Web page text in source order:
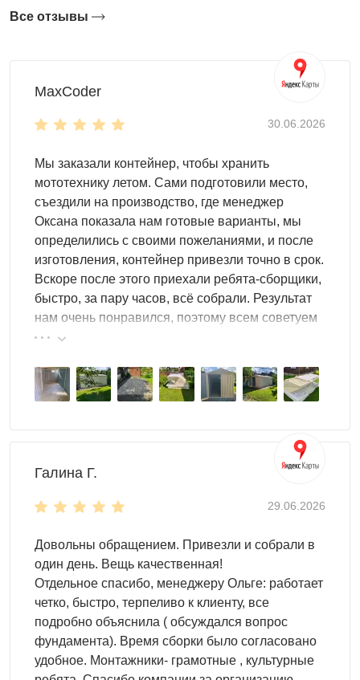
до 4,22 м и длиной от 2 до 6 м. Стандартные модели
хранения длинномерных материалов вдоль забора.
Широкая серия шириной 4,22 м — хозблоки 3×3, 3×4 и
проходом для работы внутри.
Для каждого типоразмера доступны три типа кровли:
Двускатная крыша — конёк по центру, снег сходит
с двух сторон, дополнительный объём под кровлей
для потолочного хранения; стандарт для широкой
серии.
Односкатная крыша— скат в одну сторону,
оптимальна при пристенной установке: вода и снег
уходят от стены дома или гаража.
Плоская кровля— горизонтальная поверхность с
минимальным уклоном для отвода воды,
наименьшая итоговая высота постройки; выбирают
при жёстких ограничениях по высоте или для
современного минималистичного вида.
Что можно хранить
Внутри хозблок SKOGGY организуется под любые
Все отзывы
MaxCoder
30.06.2026
Мы заказали контейнер, чтобы хранить
мототехнику летом. Сами подготовили место,
съездили на производство, где менеджер
Оксана показала нам готовые варианты, мы
определились с своими пожеланиями, и после
изготовления, контейнер привезли точно в срок.
Вскоре после этого приехали ребята-сборщики,
быстро, за пару часов, всё собрали. Результат
нам очень понравился, поэтому всем советуем
эту фирму.
Галина Г.
29.06.2026
Довольны обращением. Привезли и собрали в
один день. Вещь качественная!
Отдельное спасибо, менеджеру Ольге: работает
четко, быстро, терпеливо к клиенту, все
подробно объяснила ( обсуждался вопрос
фундамента). Время сборки было согласовано
удобное. Монтажники- грамотные , культурные